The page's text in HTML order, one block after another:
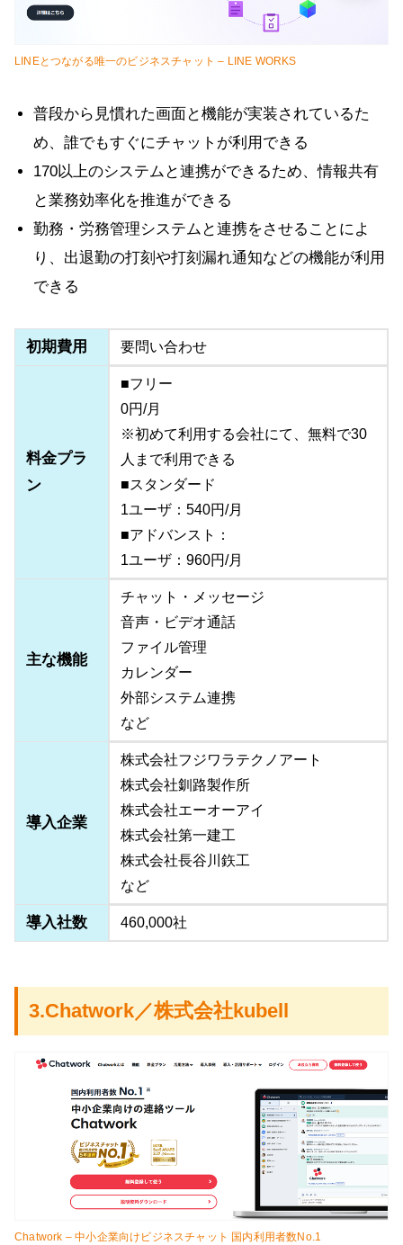
LINEとつながる唯一のビジネスチャット – LINE WORKS
普段から見慣れた画面と機能が実装されているた
め、誰でもすぐにチャットが利用できる
170以上のシステムと連携ができるため、情報共有
と業務効率化を推進ができる
勤務・労務管理システムと連携をさせることによ
り、出退勤の打刻や打刻漏れ通知などの機能が利用
できる
初期費用 要問い合わせ
料金プラ
ン
■フリー
0円/月
※初めて利用する会社にて、無料で30
人まで利用できる
■スタンダード
1ユーザ：540円/月
■アドバンスト：
1ユーザ：960円/月
主な機能
チャット・メッセージ
音声・ビデオ通話
ファイル管理
カレンダー
外部システム連携
など
導入企業
株式会社フジワラテクノアート
株式会社釧路製作所
株式会社エーオーアイ
株式会社第一建工
株式会社長谷川鉃工
など
導入社数 460,000社
3.Chatwork／株式会社kubell
Chatwork – 中小企業向けビジネスチャット 国内利用者数No.1